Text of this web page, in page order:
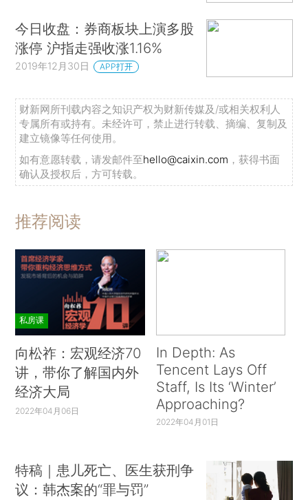
今日收盘：券商板块上演多股
涨停 沪指走强收涨1.16%
2019年12月30日 APP打开
财新网所刊载内容之知识产权为财新传媒及/或相关权利人
专属所有或持有。未经许可，禁止进行转载、摘编、复制及
建立镜像等任何使用。
如有意愿转载，请发邮件至hello@caixin.com ，获得书面
确认及授权后，方可转载。
推荐阅读
私房课
向松祚：宏观经济70
讲，带你了解国内外
经济大局
2022年04月06日
In Depth: As
Tencent Lays Off
Staff, Is Its ‘Winter’
Approaching?
2022年04月01日
特稿｜患儿死亡、医生获刑争
议：韩杰案的“罪与罚”